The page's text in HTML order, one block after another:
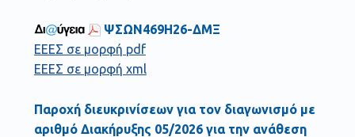
ΨΣΩΝ469Η26-ΔΜΞ
ΕΕΕΣ σε μορφή pdf
ΕΕΕΣ σε μορφή xml
Παροχή διευκρινίσεων για τον διαγωνισμό με
αριθμό Διακήρυξης 05/2026 για την ανάθεση